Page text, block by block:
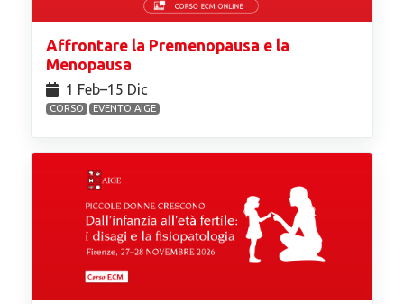
Affrontare la Premenopausa e la
Menopausa
1 Feb⁠–15 Dic
CORSO EVENTO AIGE